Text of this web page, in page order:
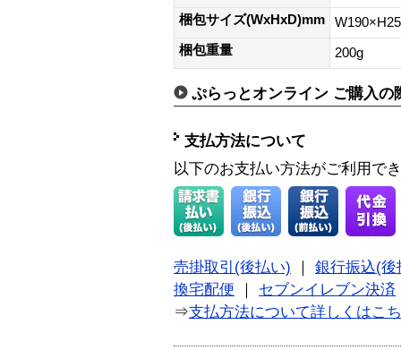
梱包サイズ(WxHxD)mm
梱包重量
200g
ぷらっとオンライン ご購入の
支払方法について
以下のお支払い方法がご利用で
売掛取引(後払い)
銀行振込(後
換宅配便
セブンイレブン決済
⇒支払方法について詳しくはこ